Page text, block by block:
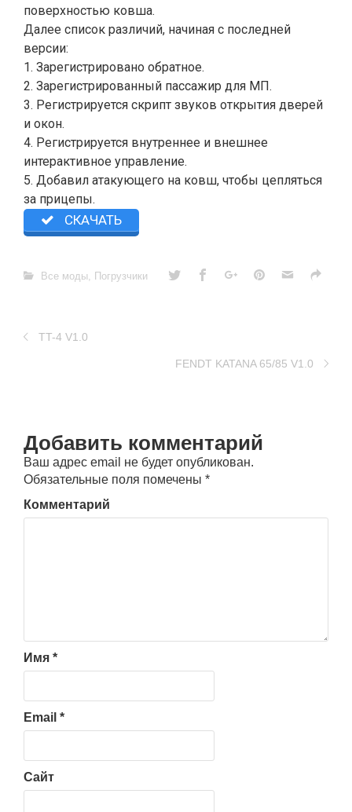
поверхностью ковша.
Далее список различий, начиная с последней
версии:
1. Зарегистрировано обратное.
2. Зарегистрированный пассажир для МП.
3. Регистрируется скрипт звуков открытия дверей
и окон.
4. Регистрируется внутреннее и внешнее
интерактивное управление.
5. Добавил атакующего на ковш, чтобы цепляться
за прицепы.
СКАЧАТЬ
Все моды, Погрузчики
TT-4 V1.0
FENDT KATANA 65/85 V1.0
Добавить комментарий
Ваш адрес email не будет опубликован.
Обязательные поля помечены *
Комментарий
Имя *
Email *
Сайт